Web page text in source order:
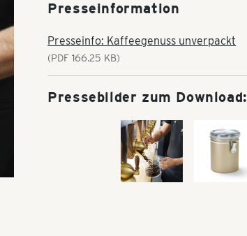
Presseinformation
Presseinfo: Kaffeegenuss unverpackt
(PDF 166.25 KB)
Pressebilder zum Download: